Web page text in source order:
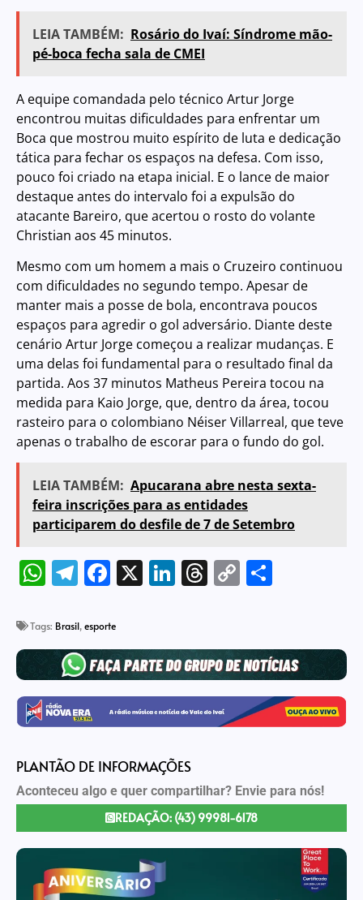
LEIA TAMBÉM: Rosário do Ivaí: Síndrome mão-
pé-boca fecha sala de CMEI
A equipe comandada pelo técnico Artur Jorge
encontrou muitas dificuldades para enfrentar um
Boca que mostrou muito espírito de luta e dedicação
tática para fechar os espaços na defesa. Com isso,
pouco foi criado na etapa inicial. E o lance de maior
destaque antes do intervalo foi a expulsão do
atacante Bareiro, que acertou o rosto do volante
Christian aos 45 minutos.
Mesmo com um homem a mais o Cruzeiro continuou
com dificuldades no segundo tempo. Apesar de
manter mais a posse de bola, encontrava poucos
espaços para agredir o gol adversário. Diante deste
cenário Artur Jorge começou a realizar mudanças. E
uma delas foi fundamental para o resultado final da
partida. Aos 37 minutos Matheus Pereira tocou na
medida para Kaio Jorge, que, dentro da área, tocou
rasteiro para o colombiano Néiser Villarreal, que teve
apenas o trabalho de escorar para o fundo do gol.
LEIA TAMBÉM: Apucarana abre nesta sexta-
feira inscrições para as entidades
participarem do desfile de 7 de Setembro
WhatsApp
Telegram
Facebook
X LinkedIn
Threads
Copy
Tags: Brasil,esporte
PLANTÃO DE INFORMAÇÕES
Aconteceu algo e quer compartilhar? Envie para nós!
REDAÇÃO: (43) 99981-6178